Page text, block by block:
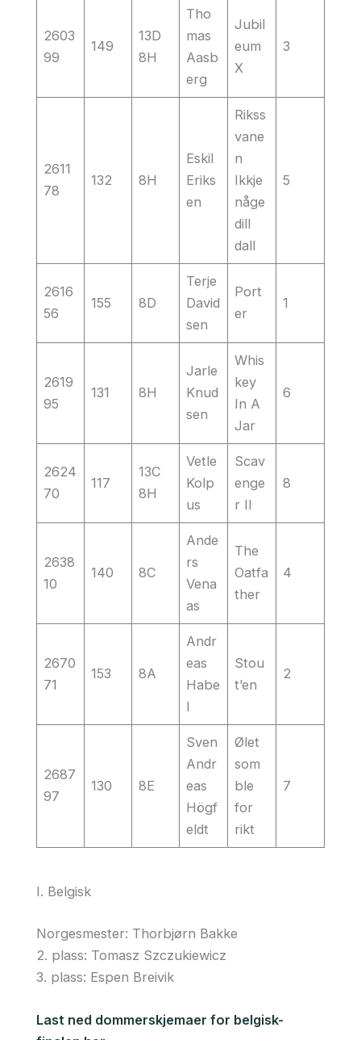
2603
99
149
13D
8H
Tho
mas
Aasb
erg
Jubil
eum
X
3
2611
78
132 8H
Eskil
Eriks
en
Rikss
vane
n
Ikkje
någe
dill
dall
5
2616
56
155 8D
Terje
David
sen
Port
er
1
2619
95
131 8H
Jarle
Knud
sen
Whis
key
In A
Jar
6
2624
70
117
13C
8H
Vetle
Kolp
us
Scav
enge
r II
8
2638
10
140 8C
Ande
rs
Vena
as
The
Oatfa
ther
4
2670
71
153 8A
Andr
eas
Habe
l
Stou
t’en
2
2687
97
130 8E
Sven
Andr
eas
Högf
eldt
Ølet
som
ble
for
rikt
7
I. Belgisk
Norgesmester: Thorbjørn Bakke
2. plass: Tomasz Szczukiewicz
3. plass: Espen Breivik
Last ned dommerskjemaer for belgisk-